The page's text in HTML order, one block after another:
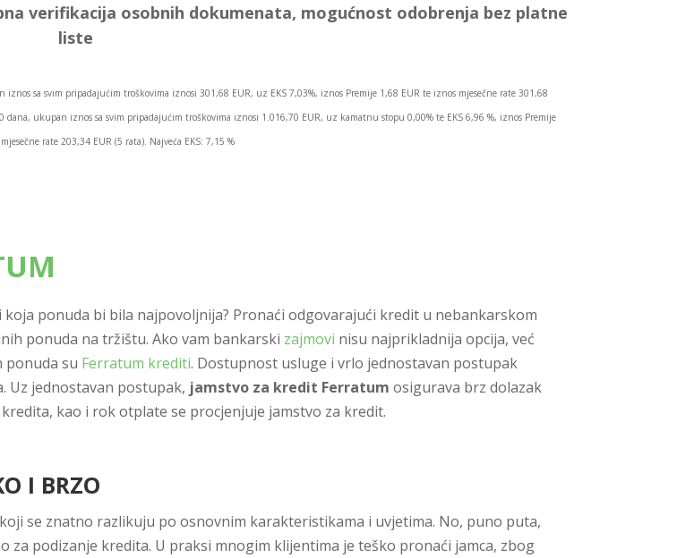
verifikacija osobnih dokumenata, mogućnost odobrenja bez platne
liste
sa svim pripadajućim troškovima iznosi 301,68 EUR, uz EKS 7,03%, iznos Premije 1,68 EUR te iznos mjesečne rate 301,68
ukupan iznos sa svim pripadajućim troškovima iznosi 1.016,70 EUR, uz kamatnu stopu 0,00% te EKS 6,96 %, iznos Premije
rate 203,34 EUR (5 rata). Najveća EKS: 7,15 %
ponuda bi bila najpovoljnija? Pronaći odgovarajući kredit u nebankarskom
ponuda na tržištu. Ako vam bankarski zajmovi nisu najprikladnija opcija, već
ponuda su Ferratum krediti. Dostupnost usluge i vrlo jednostavan postupak
Uz jednostavan postupak, jamstvo za kredit Ferratum osigurava brz dolazak
kao i rok otplate se procjenjuje jamstvo za kredit.
I BRZO
se znatno razlikuju po osnovnim karakteristikama i uvjetima. No, puno puta,
podizanje kredita. U praksi mnogim klijentima je teško pronaći jamca, zbog